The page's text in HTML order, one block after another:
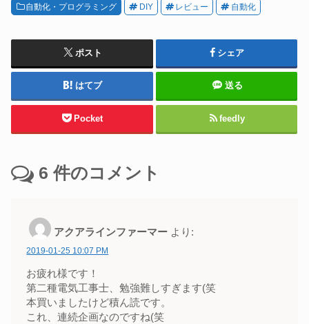
自動化・プログラミング DIY レビュー 自動化
ポスト シェア
はてブ 送る
Pocket feedly
6 件のコメント
アクアラインファーマー より:
2019-01-25 10:07 PM
お疲れ様です！
第二種電気工事士、勉強難しすぎます(笑
本買いましたけど積ん読です。
これ、連続企画なのですね(笑